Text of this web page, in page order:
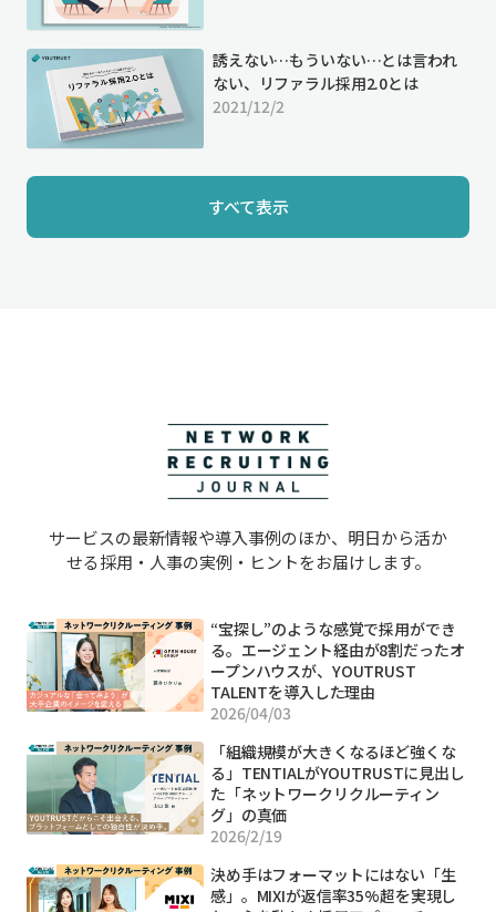
誘えない…もういない…とは言われ
ない、リファラル採用2.0とは
2021/12/2
すべて表示
サービスの最新情報や導入事例のほか、明日から活か
せる採用・人事の実例・ヒントをお届けします。
“宝探し”のような感覚で採用ができ
る。エージェント経由が8割だったオ
ープンハウスが、YOUTRUST
TALENTを導入した理由
2026/04/03
「組織規模が大きくなるほど強くな
る」TENTIALがYOUTRUSTに見出し
た「ネットワークリクルーティン
グ」の真価
2026/2/19
決め手はフォーマットにはない「生
感」。MIXIが返信率35%超を実現し